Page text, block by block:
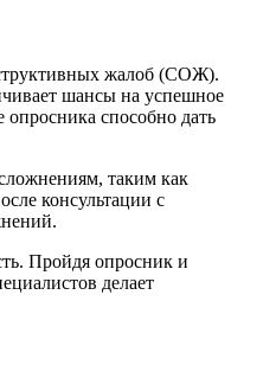
жалоб (СОЖ).
шансы на успешное
способно дать
таким как
консультации с
Пройдя опросник и
делает